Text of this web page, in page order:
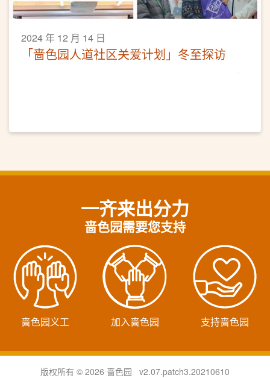
2024 年 12 月 14 日
「啬色园人道社区关爱计划」冬至探访
一齐来出分力
啬色园需要您支持
啬色园义工 加入啬色园 支持啬色园
版权所有 © 2026 啬色园 v2.07.patch3.20210610